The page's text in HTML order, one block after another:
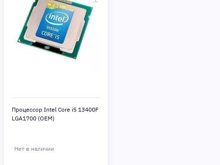
Процессор Intel Core i5 13400F
LGA1700 (OEM)
Нет в наличии